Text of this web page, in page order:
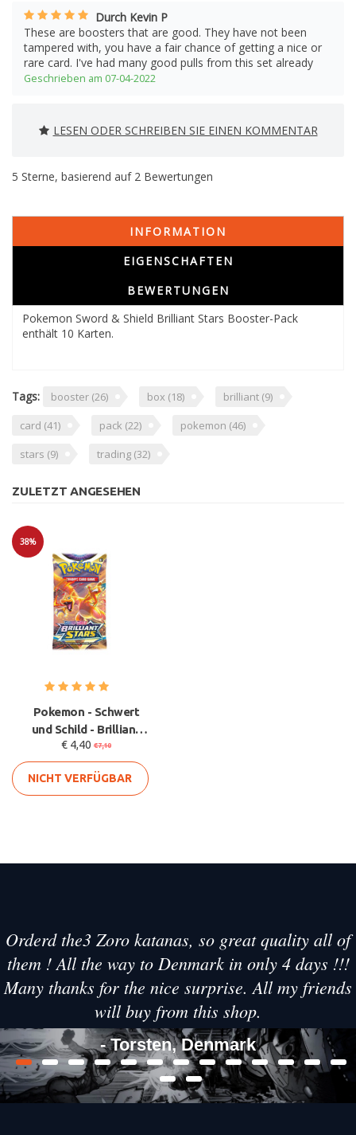
Durch Kevin P
These are boosters that are good. They have not been
tampered with, you have a fair chance of getting a nice or
rare card. I've had many good pulls from this set already
Geschrieben am 07-04-2022
LESEN ODER SCHREIBEN SIE EINEN KOMMENTAR
5 Sterne, basierend auf 2 Bewertungen
INFORMATION
EIGENSCHAFTEN
BEWERTUNGEN
Pokemon Sword & Shield Brilliant Stars Booster-Pack
enthält 10 Karten.
Tags: booster (26) box (18) brilliant (9)
card (41) pack (22) pokemon (46)
stars (9) trading (32)
ZULETZT ANGESEHEN
38%
Pokemon - Schwert
und Schild - Brilliant
Stars Boosterpack -
Engl
€ 4,40 €7,10
NICHT VERFÜGBAR
Orderd the3 Zoro katanas, so great quality all of
them ! All the way to Denmark in only 4 days !!!
Many thanks for the nice surprise. All my friends
will buy from this shop.
- Torsten, Denmark